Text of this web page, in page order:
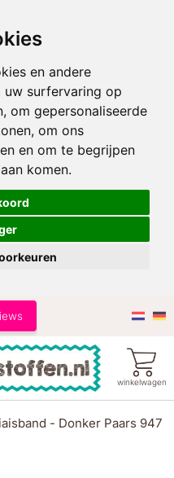
en andere
surfervaring op
om gepersonaliseerde
om ons
en om te begrijpen
komen.
winkelwagen
- Donker Paars 947